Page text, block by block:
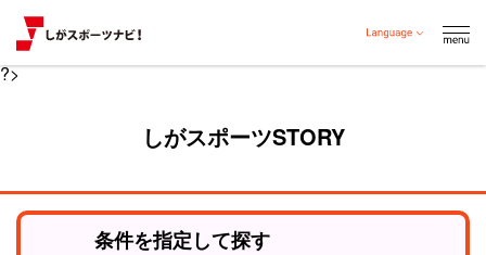
?>
しがスポーツSTORY
条件を指定して探す